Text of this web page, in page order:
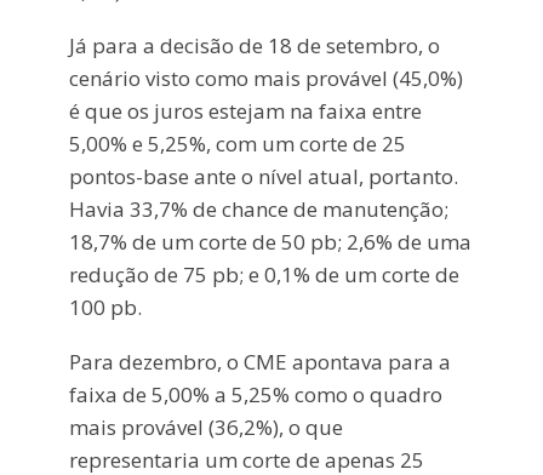
Já para a decisão de 18 de setembro, o
cenário visto como mais provável (45,0%)
é que os juros estejam na faixa entre
5,00% e 5,25%, com um corte de 25
pontos-base ante o nível atual, portanto.
Havia 33,7% de chance de manutenção;
18,7% de um corte de 50 pb; 2,6% de uma
redução de 75 pb; e 0,1% de um corte de
100 pb.
Para dezembro, o CME apontava para a
faixa de 5,00% a 5,25% como o quadro
mais provável (36,2%), o que
representaria um corte de apenas 25